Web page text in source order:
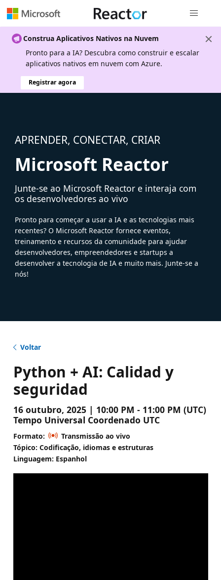
Construa Aplicativos Nativos na Nuvem
Pronto para a IA? Descubra como construir e escalar
aplicativos nativos em nuvem com Azure.
Registrar agora
APRENDER, CONECTAR, CRIAR
Microsoft Reactor
Junte-se ao Microsoft Reactor e interaja com
os desenvolvedores ao vivo
Pronto para começar a usar a IA e as tecnologias mais
recentes? O Microsoft Reactor fornece eventos,
treinamento e recursos da comunidade para ajudar
desenvolvedores, empreendedores e startups a
desenvolver a tecnologia de IA e muito mais. Junte-se a
nós!
Voltar
Python + AI: Calidad y
seguridad
16 outubro, 2025 | 10:00 PM - 11:00 PM (UTC)
Tempo Universal Coordenado UTC
Formato:
Transmissão ao vivo
Tópico: Codificação, idiomas e estruturas
Linguagem: Espanhol